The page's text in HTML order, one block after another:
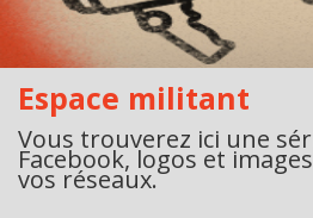
Espace militant
Vous trouverez ici une
Facebook, logos et
vos réseaux.